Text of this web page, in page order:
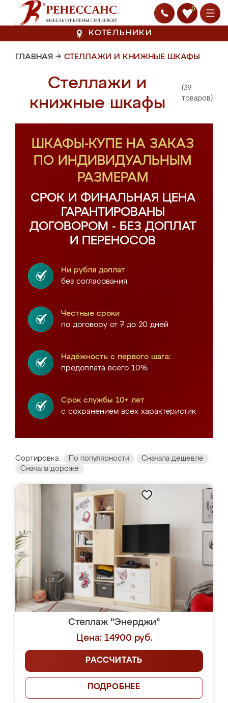
0
КОТЕЛЬНИКИ
ГЛАВНАЯ → СТЕЛЛАЖИ И КНИЖНЫЕ ШКАФЫ
Стеллажи и
книжные шкафы
(39
товаров)
ШКАФЫ-КУПЕ НА ЗАКАЗ
ПО ИНДИВИДУАЛЬНЫМ
РАЗМЕРАМ
СРОК И ФИНАЛЬНАЯ ЦЕНА
ГАРАНТИРОВАНЫ
ДОГОВОРОМ - БЕЗ ДОПЛАТ
И ПЕРЕНОСОВ
Ни рубля доплат
без согласования
Честные сроки
по договору от 7 до 20 дней
Надёжность с первого шага:
предоплата всего 10%
Срок службы 10+ лет
с сохранением всех характеристик
Сортировка: По популярности
Сначала дешевле
Сначала дороже
Стеллаж "Энерджи"
Цена: 14900 руб.
РАССЧИТАТЬ
ПОДРОБНЕЕ